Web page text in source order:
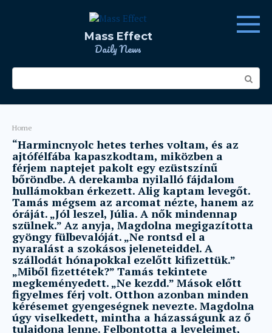
Mass Effect
Daily News
Search:
Home
“Harmincnyolc hetes terhes voltam, és az
ajtófélfába kapaszkodtam, miközben a
férjem naptejet pakolt egy ezüstszínű
bőröndbe. A derekamba nyilalló fájdalom
hullámokban érkezett. Alig kaptam levegőt.
Tamás mégsem az arcomat nézte, hanem az
óráját. „Jól leszel, Júlia. A nők mindennap
szülnek.” Az anyja, Magdolna megigazította
gyöngy fülbevalóját. „Ne rontsd el a
nyaralást a szokásos jeleneteiddel. A
szállodát hónapokkal ezelőtt kifizettük.”
„Miből fizettétek?” Tamás tekintete
megkeményedett. „Ne kezdd.” Mások előtt
figyelmes férj volt. Otthon azonban minden
kérésemet gyengeségnek nevezte. Magdolna
úgy viselkedett, mintha a házasságunk az ő
tulajdona lenne. Felbontotta a leveleimet,